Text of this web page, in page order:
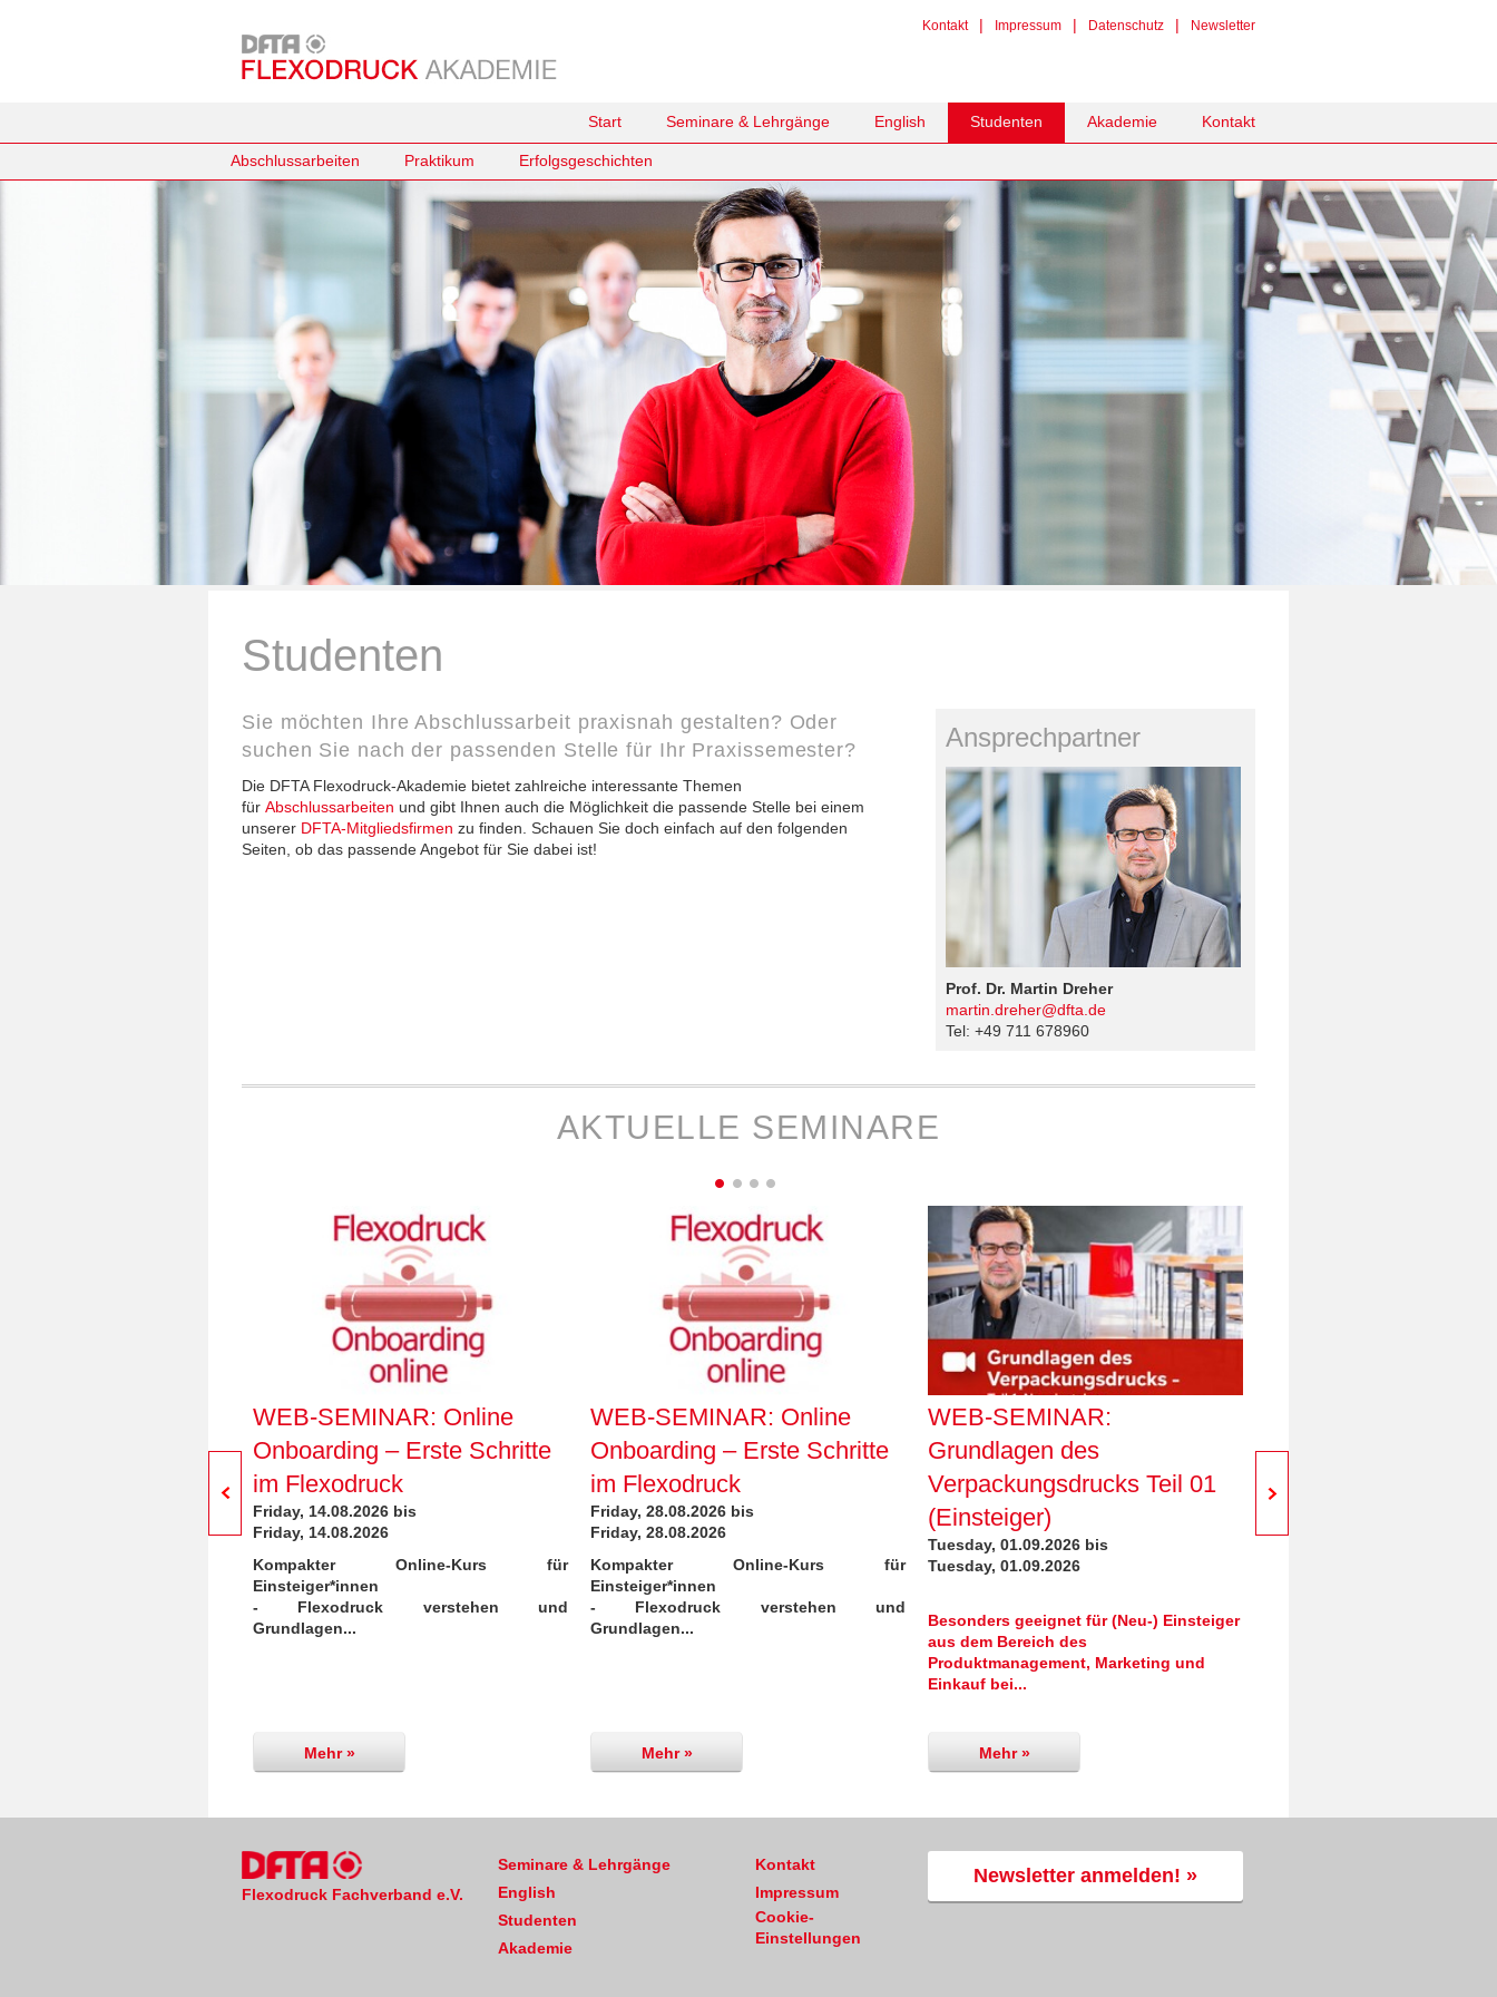
Kontakt | Impressum | Datenschutz | Newsletter
Start Seminare & Lehrgänge English Studenten Akademie Kontakt
Abschlussarbeiten Praktikum Erfolgsgeschichten
Studenten
Sie möchten Ihre Abschlussarbeit praxisnah gestalten? Oder
suchen Sie nach der passenden Stelle für Ihr Praxissemester?
Die DFTA Flexodruck-Akademie bietet zahlreiche interessante Themen
für Abschlussarbeiten und gibt Ihnen auch die Möglichkeit die passende Stelle bei einem
unserer DFTA-Mitgliedsfirmen zu finden. Schauen Sie doch einfach auf den folgenden
Seiten, ob das passende Angebot für Sie dabei ist!
Ansprechpartner
Prof. Dr. Martin Dreher
martin.dreher@dfta.de
Tel: +49 711 678960
AKTUELLE SEMINARE
WEB-SEMINAR: Online
Onboarding – Erste Schritte
im Flexodruck
Friday, 14.08.2026 bis
Friday, 14.08.2026
Kompakter Online-Kurs für
Einsteiger*innen
- Flexodruck verstehen und
Grundlagen...
Mehr »
WEB-SEMINAR: Online
Onboarding – Erste Schritte
im Flexodruck
Friday, 28.08.2026 bis
Friday, 28.08.2026
Kompakter Online-Kurs für
Einsteiger*innen
- Flexodruck verstehen und
Grundlagen...
Mehr »
WEB-SEMINAR:
Grundlagen des
Verpackungsdrucks Teil 01
(Einsteiger)
Tuesday, 01.09.2026 bis
Tuesday, 01.09.2026
Besonders geeignet für (Neu-) Einsteiger
aus dem Bereich des
Produktmanagement, Marketing und
Einkauf bei...
Mehr »
Relevanz,
Druckproduktion
Thursday, 03.09.2026
Flexodruck Fachverband e.V.
Seminare & Lehrgänge
English
Studenten
Akademie
Kontakt
Impressum
Cookie-
Einstellungen
Newsletter anmelden! »